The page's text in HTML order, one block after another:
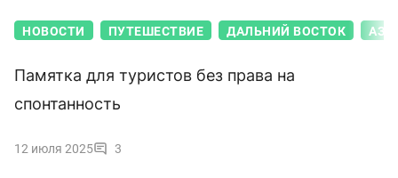
НОВОСТИ ПУТЕШЕСТВИЕ ДАЛЬНИЙ ВОСТОК
Памятка для туристов без права на
спонтанность
12 июля 2025 3